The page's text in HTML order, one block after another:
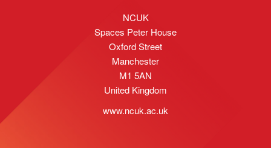
NCUK
Spaces Peter House
Oxford Street
Manchester
M1 5AN
United Kingdom
www.ncuk.ac.uk